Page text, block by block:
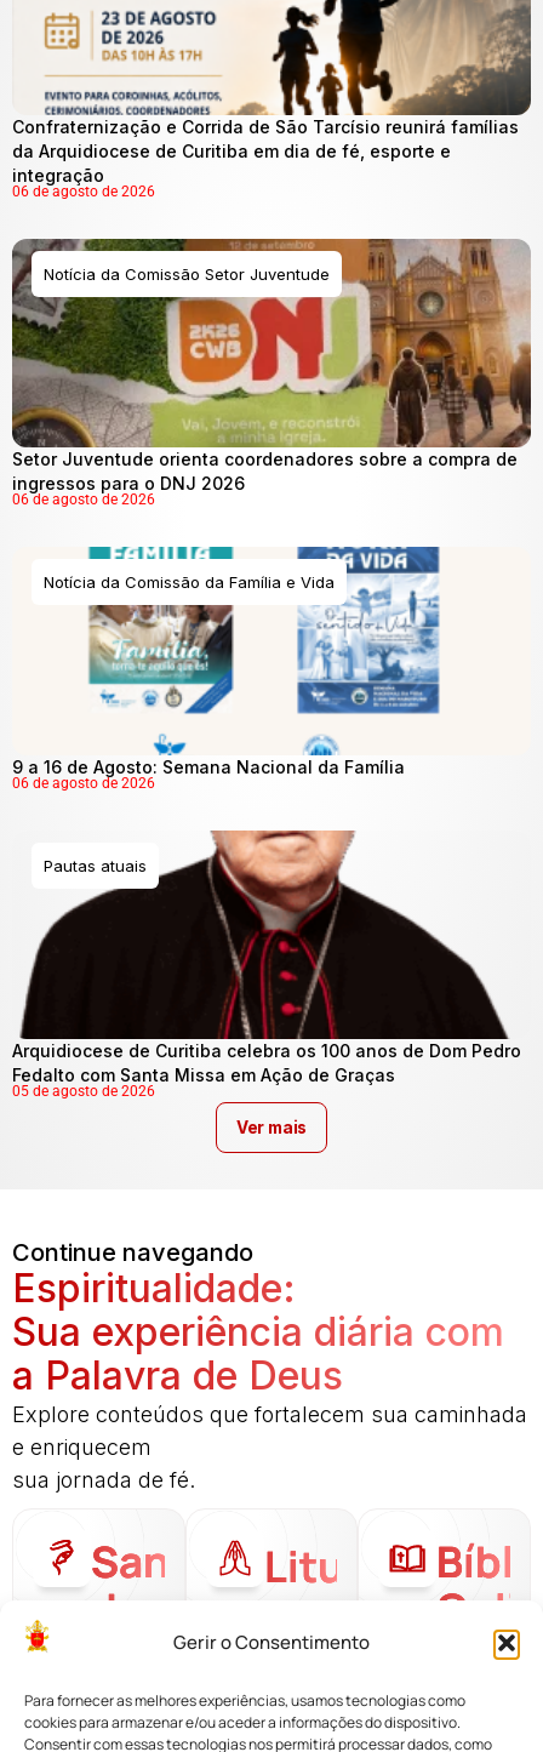
Gerir o Consentimento
Para fornecer as melhores experiências, usamos tecnologias como
cookies para armazenar e/ou aceder a informações do dispositivo.
Consentir com essas tecnologias nos permitirá processar dados, como
Confraternização e Corrida de São Tarcísio reunirá famílias
da Arquidiocese de Curitiba em dia de fé, esporte e
integração
06 de agosto de 2026
Notícia da Comissão Setor Juventude
Setor Juventude orienta coordenadores sobre a compra de
ingressos para o DNJ 2026
06 de agosto de 2026
Notícia da Comissão da Família e Vida
9 a 16 de Agosto: Semana Nacional da Família
06 de agosto de 2026
Pautas atuais
Arquidiocese de Curitiba celebra os 100 anos de Dom Pedro
Fedalto com Santa Missa em Ação de Graças
05 de agosto de 2026
Ver mais
Continue navegando
Espiritualidade:
Sua experiência diária com
a Palavra de Deus
Explore conteúdos que fortalecem sua caminhada
e enriquecem
sua jornada de fé.
Santo
do
Liturgia
Diária